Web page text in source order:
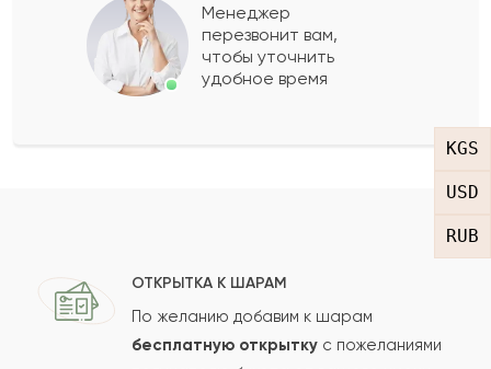
KGS
USD
RUB
Менеджер
перезвонит вам,
чтобы уточнить
удобное время
ОТКРЫТКА К ШАРАМ
По желанию добавим к шарам
бесплатную открытку с пожеланиями